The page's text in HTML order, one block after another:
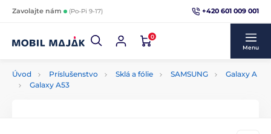
Zavolajte nám (Po-Pi 9-17) +420 601 009 001
0
Menu
Úvod Príslušenstvo Sklá a fólie SAMSUNG
Galaxy A
Galaxy A53